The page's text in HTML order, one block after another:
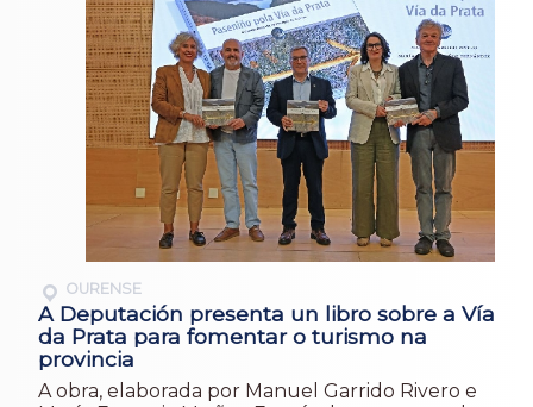
OURENSE
A Deputación presenta un libro sobre a Vía
da Prata para fomentar o turismo na
provincia
A obra, elaborada por Manuel Garrido Rivero e